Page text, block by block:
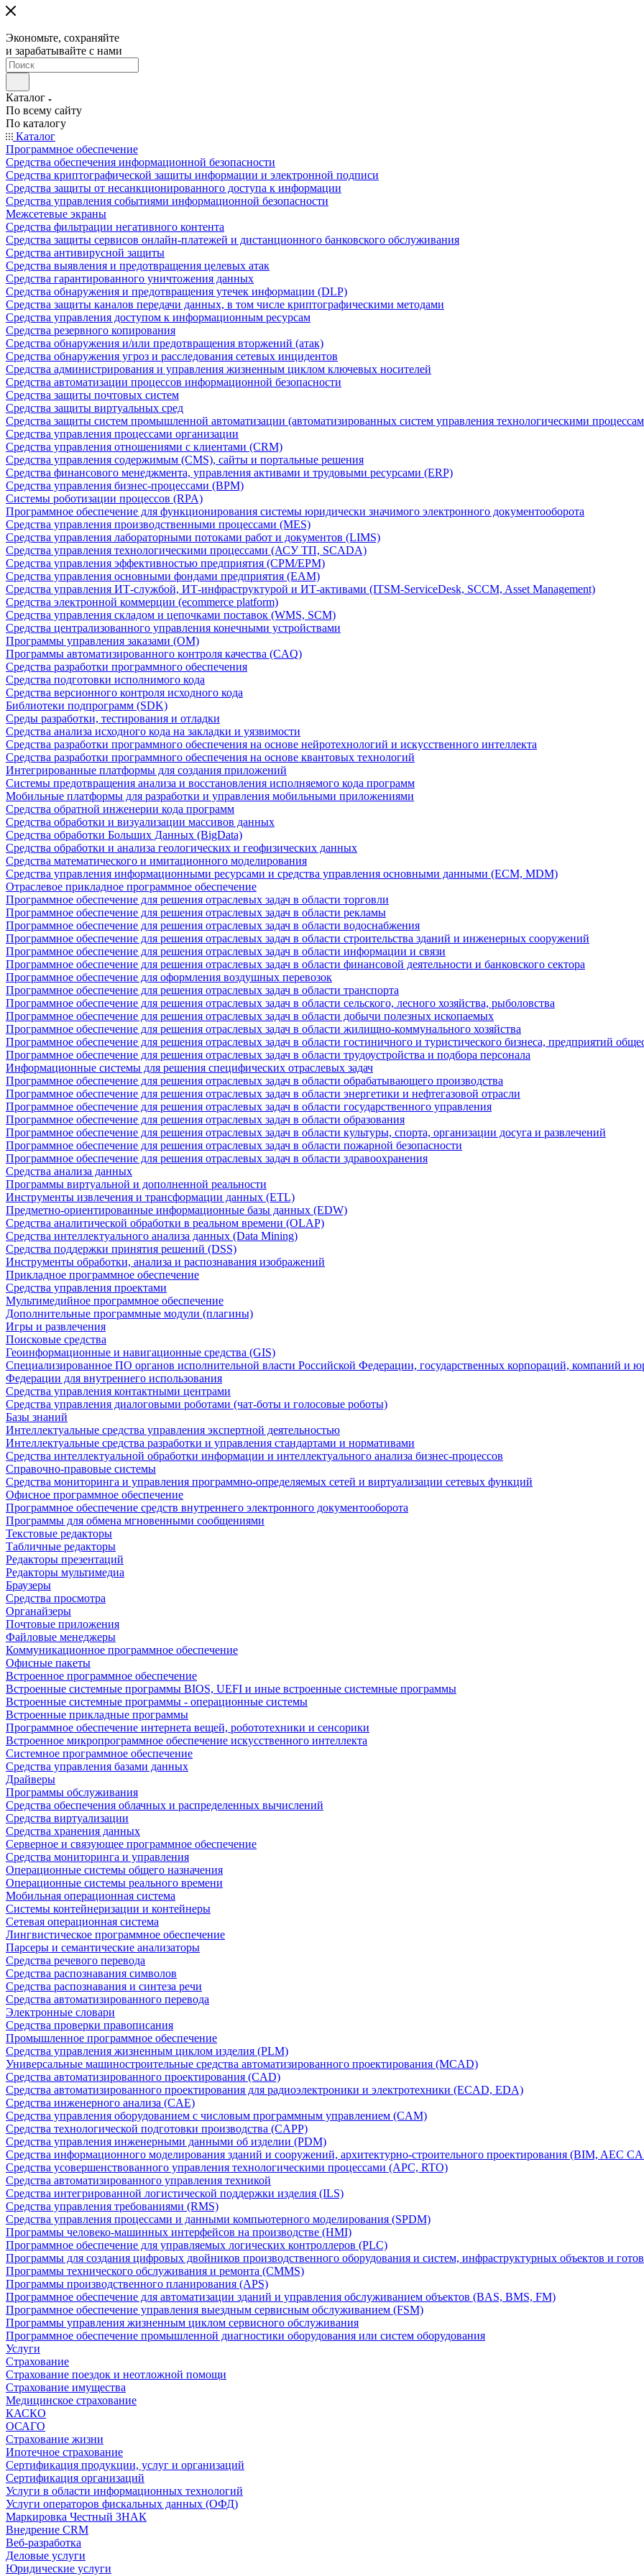
Экономьте, сохраняйте
и зарабатывайте с нами
Каталог
По всему сайту
По каталогу
Каталог
Программное обеспечение
Средства обеспечения информационной безопасности
Средства криптографической защиты информации и электронной подписи
Средства защиты от несанкционированного доступа к информации
Средства управления событиями информационной безопасности
Межсетевые экраны
Средства фильтрации негативного контента
Средства защиты сервисов онлайн-платежей и дистанционного банковского обслуживания
Средства антивирусной защиты
Средства выявления и предотвращения целевых атак
Средства гарантированного уничтожения данных
Средства обнаружения и предотвращения утечек информации (DLP)
Средства защиты каналов передачи данных, в том числе криптографическими методами
Средства управления доступом к информационным ресурсам
Средства резервного копирования
Средства обнаружения и/или предотвращения вторжений (атак)
Средства обнаружения угроз и расследования сетевых инцидентов
Средства администрирования и управления жизненным циклом ключевых носителей
Средства автоматизации процессов информационной безопасности
Средства защиты почтовых систем
Средства защиты виртуальных сред
Средства защиты систем промышленной автоматизации (автоматизированных систем управления технологическими
Средства управления процессами организации
Средства управления отношениями с клиентами (CRM)
Средства управления содержимым (CMS), сайты и портальные решения
Средства финансового менеджмента, управления активами и трудовыми ресурсами (ERP)
Средства управления бизнес-процессами (BPM)
Системы роботизации процессов (RPA)
Программное обеспечение для функционирования системы юридически значимого электронного документооборота
Средства управления производственными процессами (MES)
Средства управления лабораторными потоками работ и документов (LIMS)
Средства управления технологическими процессами (АСУ ТП, SCADA)
Средства управления эффективностью предприятия (CPM/EPM)
Средства управления основными фондами предприятия (EAM)
Средства управления ИТ-службой, ИТ-инфраструктурой и ИТ-активами (ITSM-ServiceDesk, SCCM, Asset Management)
Средства электронной коммерции (ecommerce platform)
Средства управления складом и цепочками поставок (WMS, SCM)
Средства централизованного управления конечными устройствами
Программы управления заказами (OM)
Программы автоматизированного контроля качества (CAQ)
Средства разработки программного обеспечения
Средства подготовки исполнимого кода
Средства версионного контроля исходного кода
Библиотеки подпрограмм (SDK)
Среды разработки, тестирования и отладки
Средства анализа исходного кода на закладки и уязвимости
Средства разработки программного обеспечения на основе нейротехнологий и искусственного интеллекта
Средства разработки программного обеспечения на основе квантовых технологий
Интегрированные платформы для создания приложений
Системы предотвращения анализа и восстановления исполняемого кода программ
Мобильные платформы для разработки и управления мобильными приложениями
Средства обратной инженерии кода программ
Средства обработки и визуализации массивов данных
Средства обработки Больших Данных (BigData)
Средства обработки и анализа геологических и геофизических данных
Средства математического и имитационного моделирования
Средства управления информационными ресурсами и средства управления основными данными (ECM, MDM)
Отраслевое прикладное программное обеспечение
Программное обеспечение для решения отраслевых задач в области торговли
Программное обеспечение для решения отраслевых задач в области рекламы
Программное обеспечение для решения отраслевых задач в области водоснабжения
Программное обеспечение для решения отраслевых задач в области строительства зданий и инженерных сооружений
Программное обеспечение для решения отраслевых задач в области информации и связи
Программное обеспечение для решения отраслевых задач в области финансовой деятельности и банковского сектора
Программное обеспечение для оформления воздушных перевозок
Программное обеспечение для решения отраслевых задач в области транспорта
Программное обеспечение для решения отраслевых задач в области сельского, лесного хозяйства, рыболовства
Программное обеспечение для решения отраслевых задач в области добычи полезных ископаемых
Программное обеспечение для решения отраслевых задач в области жилищно-коммунального хозяйства
Программное обеспечение для решения отраслевых задач в области гостиничного и туристического бизнеса, предприятий
Программное обеспечение для решения отраслевых задач в области трудоустройства и подбора персонала
Информационные системы для решения специфических отраслевых задач
Программное обеспечение для решения отраслевых задач в области обрабатывающего производства
Программное обеспечение для решения отраслевых задач в области энергетики и нефтегазовой отрасли
Программное обеспечение для решения отраслевых задач в области государственного управления
Программное обеспечение для решения отраслевых задач в области образования
Программное обеспечение для решения отраслевых задач в области культуры, спорта, организации досуга и развлечений
Программное обеспечение для решения отраслевых задач в области пожарной безопасности
Программное обеспечение для решения отраслевых задач в области здравоохранения
Средства анализа данных
Программы виртуальной и дополненной реальности
Инструменты извлечения и трансформации данных (ETL)
Предметно-ориентированные информационные базы данных (EDW)
Средства аналитической обработки в реальном времени (OLAP)
Средства интеллектуального анализа данных (Data Mining)
Средства поддержки принятия решений (DSS)
Инструменты обработки, анализа и распознавания изображений
Прикладное программное обеспечение
Средства управления проектами
Мультимедийное программное обеспечение
Дополнительные программные модули (плагины)
Игры и развлечения
Поисковые средства
Геоинформационные и навигационные средства (GIS)
Специализированное ПО органов исполнительной власти Российской Федерации, государственных корпораций, компаний и
Федерации для внутреннего использования
Средства управления контактными центрами
Средства управления диалоговыми роботами (чат-боты и голосовые роботы)
Базы знаний
Интеллектуальные средства управления экспертной деятельностью
Интеллектуальные средства разработки и управления стандартами и нормативами
Средства интеллектуальной обработки информации и интеллектуального анализа бизнес-процессов
Справочно-правовые системы
Средства мониторинга и управления программно-определяемых сетей и виртуализации сетевых функций
Офисное программное обеспечение
Программное обеспечение средств внутреннего электронного документооборота
Программы для обмена мгновенными сообщениями
Текстовые редакторы
Табличные редакторы
Редакторы презентаций
Редакторы мультимедиа
Браузеры
Средства просмотра
Органайзеры
Почтовые приложения
Файловые менеджеры
Коммуникационное программное обеспечение
Офисные пакеты
Встроенное программное обеспечение
Встроенные системные программы BIOS, UEFI и иные встроенные системные программы
Встроенные системные программы - операционные системы
Встроенные прикладные программы
Программное обеспечение интернета вещей, робототехники и сенсорики
Встроенное микропрограммное обеспечение искусственного интеллекта
Системное программное обеспечение
Средства управления базами данных
Драйверы
Программы обслуживания
Средства обеспечения облачных и распределенных вычислений
Средства виртуализации
Средства хранения данных
Серверное и связующее программное обеспечение
Средства мониторинга и управления
Операционные системы общего назначения
Операционные системы реального времени
Мобильная операционная система
Системы контейнеризации и контейнеры
Сетевая операционная система
Лингвистическое программное обеспечение
Парсеры и семантические анализаторы
Средства речевого перевода
Средства распознавания символов
Средства распознавания и синтеза речи
Средства автоматизированного перевода
Электронные словари
Средства проверки правописания
Промышленное программное обеспечение
Средства управления жизненным циклом изделия (PLM)
Универсальные машиностроительные средства автоматизированного проектирования (MCAD)
Средства автоматизированного проектирования (CAD)
Средства автоматизированного проектирования для радиоэлектроники и электротехники (ECAD, EDA)
Средства инженерного анализа (CAE)
Средства управления оборудованием с числовым программным управлением (CAM)
Средства технологической подготовки производства (CAPP)
Средства управления инженерными данными об изделии (PDM)
Средства информационного моделирования зданий и сооружений, архитектурно-строительного проектирования (BIM, AEC
Средства усовершенствованного управления технологическими процессами (APC, RTO)
Средства автоматизированного управления техникой
Средства интегрированной логистической поддержки изделия (ILS)
Средства управления требованиями (RMS)
Средства управления процессами и данными компьютерного моделирования (SPDM)
Программы человеко-машинных интерфейсов на производстве (HMI)
Программное обеспечение для управляемых логических контроллеров (PLC)
Программы для создания цифровых двойников производственного оборудования и систем, инфраструктурных объектов и
Программы технического обслуживания и ремонта (CMMS)
Программы производственного планирования (APS)
Программное обеспечение для автоматизации зданий и управления обслуживанием объектов (BAS, BMS, FM)
Программное обеспечение управления выездным сервисным обслуживанием (FSM)
Программы управления жизненным циклом сервисного обслуживания
Программное обеспечение промышленной диагностики оборудования или систем оборудования
Услуги
Страхование
Страхование поездок и неотложной помощи
Страхование имущества
Медицинское страхование
КАСКО
ОСАГО
Страхование жизни
Ипотечное страхование
Сертификация продукции, услуг и организаций
Сертификация организаций
Услуги в области информационных технологий
Услуги операторов фискальных данных (ОФД)
Маркировка Честный ЗНАК
Внедрение CRM
Веб-разработка
Деловые услуги
Юридические услуги